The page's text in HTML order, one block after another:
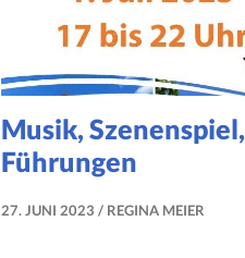
Musik, Szenenspiel,
Führungen
27. JUNI 2023 REGINA MEIER